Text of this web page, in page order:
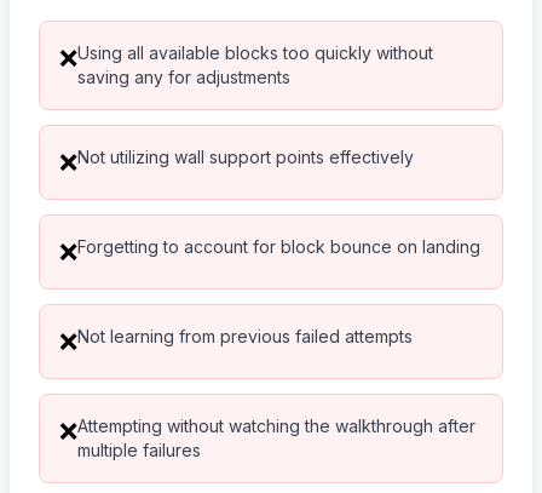
❌Using all available blocks too quickly without
saving any for adjustments
❌Not utilizing wall support points effectively
❌Forgetting to account for block bounce on landing
❌Not learning from previous failed attempts
❌Attempting without watching the walkthrough after
multiple failures